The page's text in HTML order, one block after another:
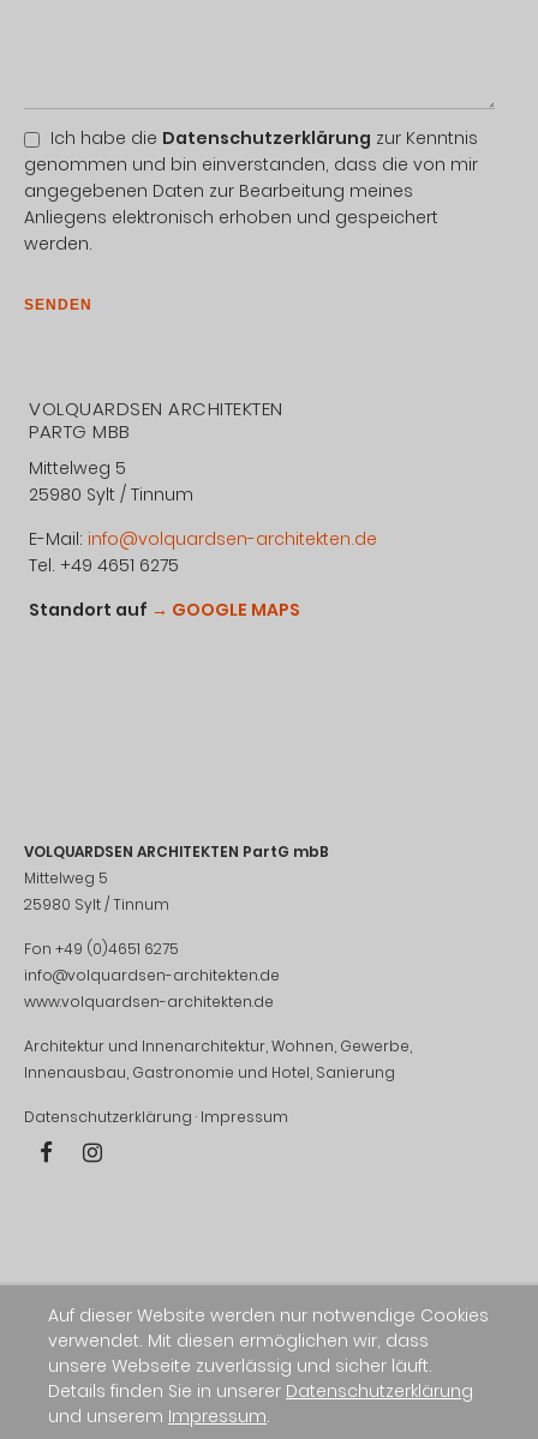
Ich habe die Datenschutzerklärung zur Kenntnis
genommen und bin einverstanden, dass die von mir
angegebenen Daten zur Bearbeitung meines
Anliegens elektronisch erhoben und gespeichert
werden.
SENDEN
VOLQUARDSEN ARCHITEKTEN
PARTG MBB
Mittelweg 5
25980 Sylt / Tinnum
E-Mail: info@volquardsen-architekten.de
Tel. +49 4651 6275
Standort auf → GOOGLE MAPS
VOLQUARDSEN ARCHITEKTEN PartG mbB
Mittelweg 5
25980 Sylt / Tinnum
Fon +49 (0)4651 6275
info@volquardsen-architekten.de
www.volquardsen-architekten.de
Architektur und Innenarchitektur, Wohnen, Gewerbe,
Innenausbau, Gastronomie und Hotel, Sanierung
Datenschutzerklärung · Impressum
Auf dieser Website werden nur notwendige Cookies
verwendet. Mit diesen ermöglichen wir, dass
unsere Webseite zuverlässig und sicher läuft.
Details finden Sie in unserer Datenschutzerklärung
und unserem Impressum.